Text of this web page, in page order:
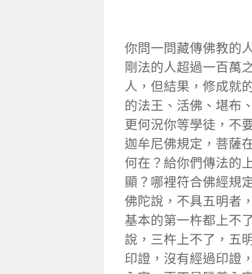
你問一問藏傳佛教的
剛法的人超過一百萬
人，但結果，修成就
的法王、活佛、堪布
更何況你等學徒，不
迦牟尼佛規定，菩薩
何在？給你們傳法的
顯？哪裡符合佛經規
佛陀說，不具五明者
基本的第一杵都上不
說，三杵上不了，五
印證，沒有經過印證